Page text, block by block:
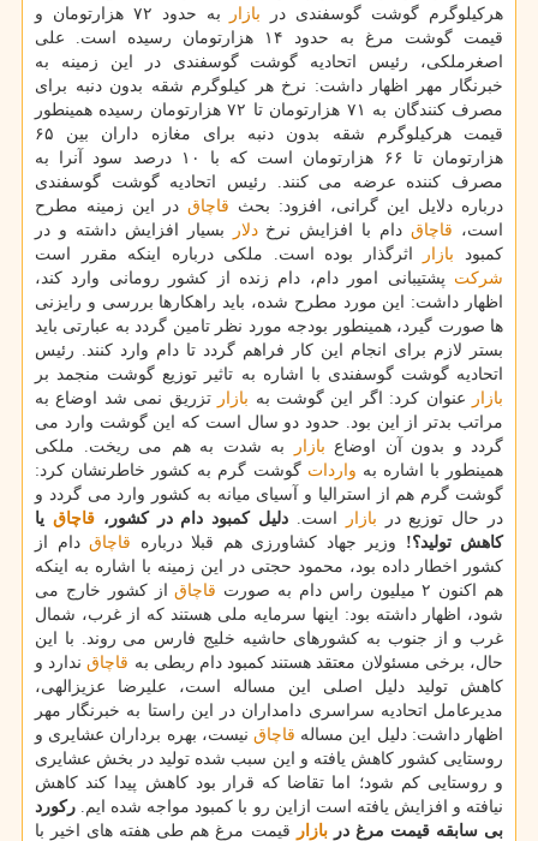
هركیلوگرم گوشت گوسفندی در بازار
به حدود ۷۲ هزارتومان و
قیمت گوشت مرغ به حدود ۱۴ هزارتومان رسیده است. علی
اصغرملكی، رئیس اتحادیه گوشت گوسفندی در این زمینه به
خبرنگار مهر اظهار داشت: نرخ هر كیلوگرم شقه بدون دنبه برای
مصرف كنندگان به ۷۱ هزارتومان تا ۷۲ هزارتومان رسیده همینطور
قیمت هركیلوگرم شقه بدون دنبه برای مغازه داران بین ۶۵
هزارتومان تا ۶۶ هزارتومان است كه با ۱۰ درصد سود آنرا به
مصرف كننده عرضه می كنند. رئیس اتحادیه گوشت گوسفندی
درباره دلایل این گرانی، افزود: بحث قاچاق در این زمینه مطرح
است، قاچاقدام با افزایش نرخدلار
بسیار افزایش داشته و در
كمبود بازار
اثرگذار بوده است. ملكی درباره اینكه مقرر است
شركت پشتیبانی امور دام، دام زنده از كشور رومانی وارد كند،
اظهار داشت: این مورد مطرح شده، باید راهكارها بررسی و رایزنی
ها صورت گیرد، همینطور بودجه مورد نظر تامین گردد به عبارتی باید
بستر لازم برای انجام این كار فراهم گردد تا دام وارد كنند. رئیس
اتحادیه گوشت گوسفندی با اشاره به تاثیر توزیع گوشت منجمد بر
بازار
عنوان كرد: اگر این گوشت به بازار تزریق نمی شد اوضاع به
مراتب بدتر از این بود. حدود دو سال است كه این گوشت وارد می
گردد و بدون آن اوضاع بازار
به شدت به هم می ریخت. ملكی
همینطور با اشاره به واردات گوشت گرم به كشور خاطرنشان كرد:
گوشت گرم هم از استرالیا و آسیای میانه به كشور وارد می گردد و
در حال توزیع در بازار است. دلیل كمبود دام در كشور،قاچاق یا
كاهش تولید؟! وزیر جهاد كشاورزی هم قبلا درباره قاچاق دام از
كشور اخطار داده بود، محمود حجتی در این زمینه با اشاره به اینكه
هم اكنون ۲ میلیون راس دام به صورت
قاچاقاز كشور خارج می
شود، اظهار داشته بود: اینها سرمایه ملی هستند كه از غرب، شمال
غرب و از جنوب به كشورهای حاشیه خلیج فارس می روند. با این
حال، برخی مسئولان معتقد هستند كمبود دام ربطی به قاچاقندارد و
كاهش تولید دلیل اصلی این مساله است، علیرضا عزیزالهی،
مدیرعامل اتحادیه سراسری دامداران در این راستا به خبرنگار مهر
اظهار داشت: دلیل این مساله قاچاق نیست، بهره برداران عشایری و
روستایی كشور كاهش یافته و این سبب شده تولید در بخش عشایری
و روستایی كم شود؛ اما تقاضا كه قرار بود كاهش پیدا كند كاهش
نیافته و افزایش یافته است ازاین رو با كمبود مواجه شده ایم. ركورد
بی سابقه قیمت مرغ دربازار
قیمت مرغ هم طی هفته های اخیر با